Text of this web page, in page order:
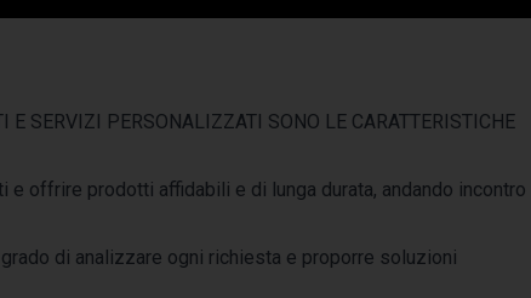
E SERVIZI PERSONALIZZATI SONO LE CARATTERISTICHE
offrire prodotti affidabili e di lunga durata, andando incontro
di analizzare ogni richiesta e proporre soluzioni